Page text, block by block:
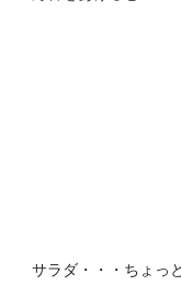
サラダ・・・ちょっ